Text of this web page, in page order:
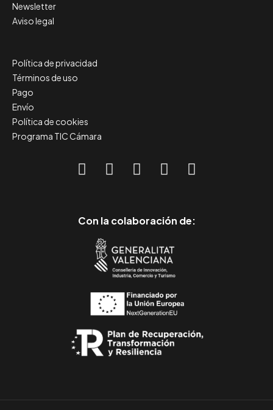
Newsletter
Aviso legal
Política de privacidad
Términos de uso
Pago
Envío
Política de cookies
Programa TIC Cámara
Con la colaboración de: